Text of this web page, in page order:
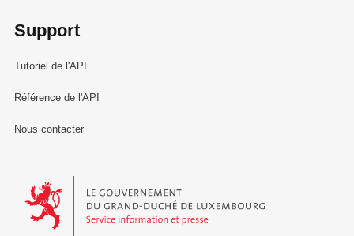
Support
Tutoriel de l'API
Référence de l'API
Nous contacter
Le Gouvernement du Grand-Duché de Luxembourg - Service